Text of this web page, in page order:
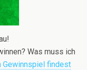
Was muss ich
Gewinnspiel findest